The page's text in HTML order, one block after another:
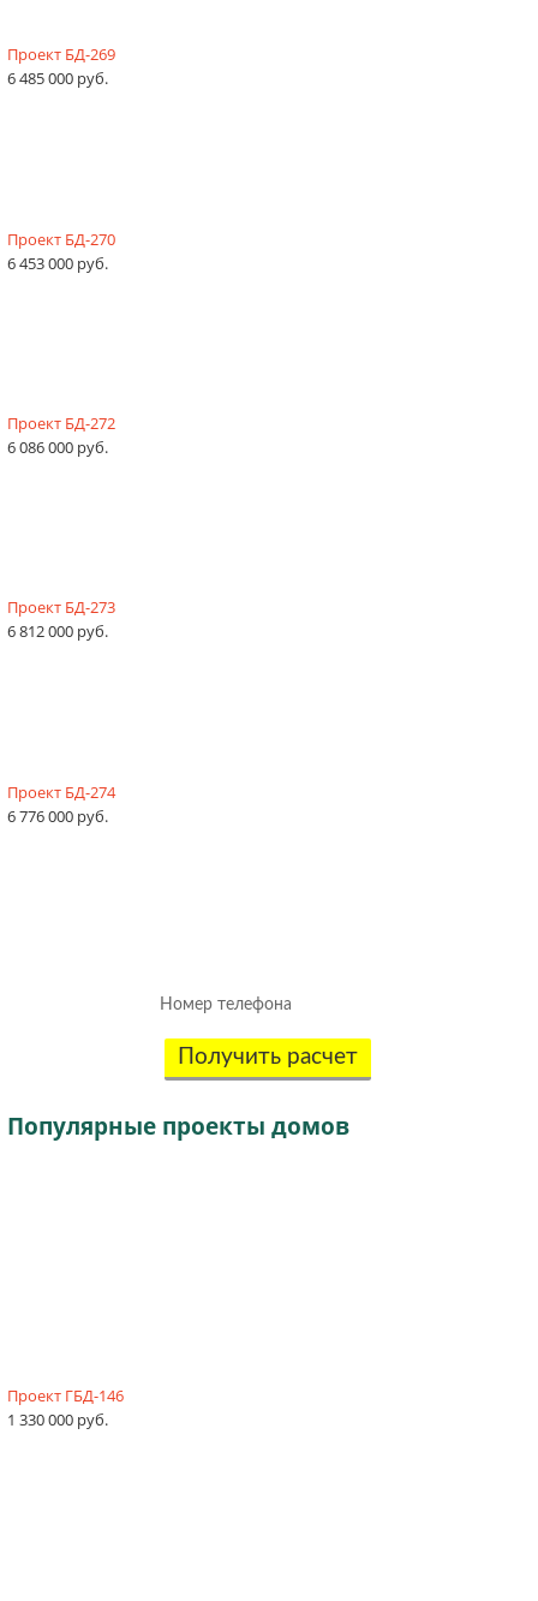
Проект БД-269
6 485 000 руб.
Проект БД-270
6 453 000 руб.
Проект БД-272
6 086 000 руб.
Проект БД-273
6 812 000 руб.
Проект БД-274
6 776 000 руб.
Получить расчет
Популярные проекты домов
Проект ГБД-146
1 330 000 руб.